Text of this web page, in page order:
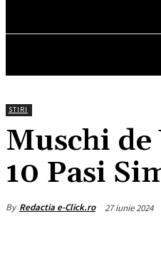
STIRI
Muschi
10 Pasi
By Redactia e-Click.ro 27 iunie 2024